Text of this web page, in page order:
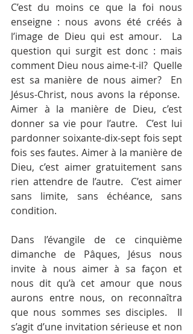
C’est du moins ce que la foi nous
enseigne : nous avons été créés à
l’image de Dieu qui est amour.  La
question qui surgit est donc : mais
comment Dieu nous aime-t-il?  Quelle
est sa manière de nous aimer?  En
Jésus-Christ, nous avons la réponse.
Aimer à la manière de Dieu, c’est
donner sa vie pour l’autre.  C’est lui
pardonner soixante-dix-sept fois sept
fois ses fautes. Aimer à la manière de
Dieu, c’est aimer gratuitement sans
rien attendre de l’autre.  C’est aimer
sans limite, sans échéance, sans
condition.
Dans l’évangile de ce cinquième
dimanche de Pâques, Jésus nous
invite à nous aimer à sa façon et
nous dit qu’à cet amour que nous
aurons entre nous, on reconnaîtra
que nous sommes ses disciples.  Il
s’agit d’une invitation sérieuse et non